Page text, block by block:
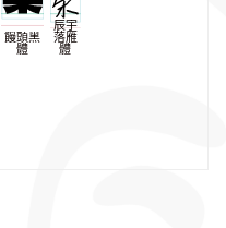
饅頭黑
體
辰宇
落雁
體